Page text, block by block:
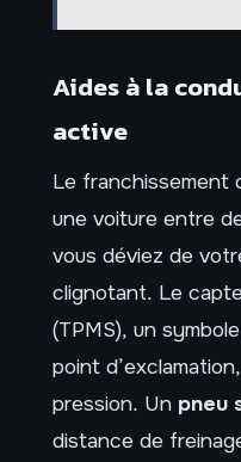
Aides à la
active
Le franchissement
une voiture entre
vous déviez de
clignotant. Le
(TPMS), un
point
pression. Un pneu
distance de